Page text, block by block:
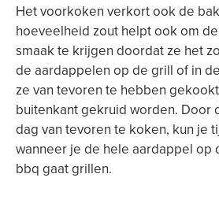
Het voorkoken verkort ook de
hoeveelheid zout helpt ook om
smaak te krijgen doordat ze het
de aardappelen op de grill of in
ze van tevoren te hebben
buitenkant gekruid worden. Door
dag van tevoren te koken, kun je
wanneer je de hele aardappel op
bbq gaat grillen.